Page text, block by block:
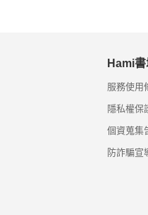
Hami
服務使用
隱私權保
個資蒐集
防詐騙宣